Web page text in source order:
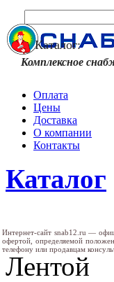
Оплата
Цены
Доставка
О компании
Контакты
Комплексное
Каталог
Лентой
Каталог:
Интернет-сайт snab12.ru —
офертой, определяемой
телефону или продавцам